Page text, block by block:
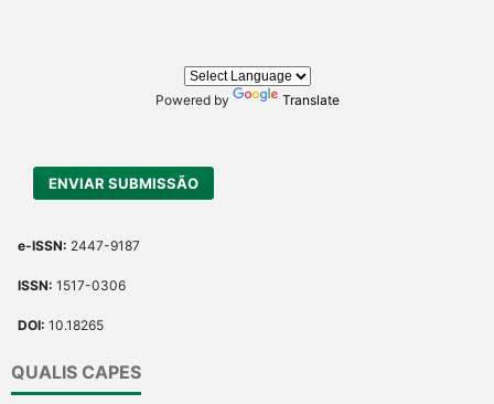
supports, mentions, or
contrasts the cited claim, and
Powered by Translate
ENVIAR SUBMISSÃO
e-ISSN: 2447-9187
ISSN: 1517-0306
DOI: 10.18265
QUALIS CAPES